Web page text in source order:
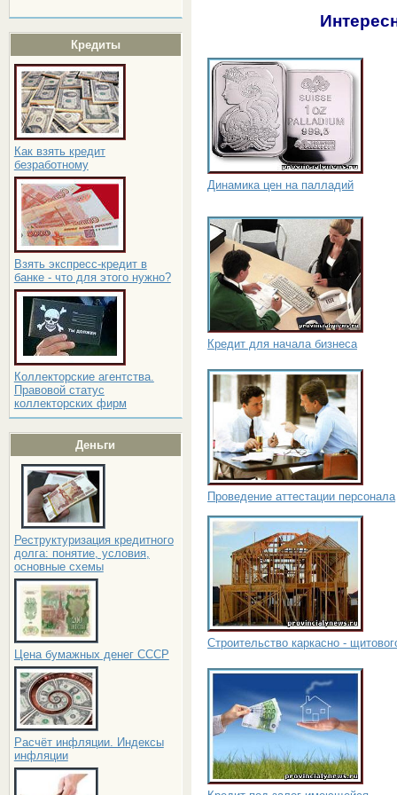
Кредиты
Как взять кредит
безработному
Взять экспресс-кредит в
банке - что для этого нужно?
Коллекторские агентства.
Правовой статус
коллекторских фирм
Деньги
Реструктуризация кредитного
долга: понятие, условия,
основные схемы
Цена бумажных денег СССР
Расчёт инфляции. Индексы
инфляции
Динамика цен на палладий
Кредит для начала бизнеса
Проведение аттестации персонала
Строительство каркасно -